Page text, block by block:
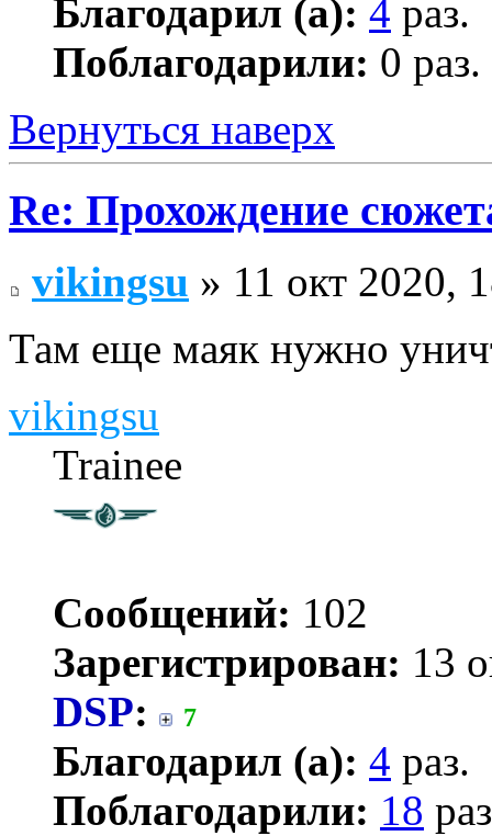
Благодарил (а): 4 раз.
Поблагодарили: 0 раз.
Вернуться наверх
Re: Прохождение
vikingsu » 11 окт 2020,
Там еще маяк нужно
vikingsu
Trainee
Сообщений: 102
Зарегистрирован: 13
DSP: 7
Благодарил (а): 4 раз.
Поблагодарили: 18